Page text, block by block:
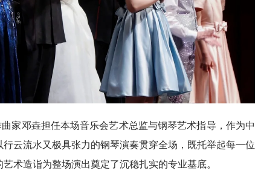
家邓垚担任本场音乐会艺术总监与钢琴艺术指导，作为中
云流水又极具张力的钢琴演奏贯穿全场，既托举起每一位
术造诣为整场演出奠定了沉稳扎实的专业基底。